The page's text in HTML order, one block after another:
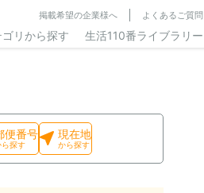
掲載希望の企業様へ よくあるご質問
ゴリから探す 生活110番ライブラリー
便番号
ら探す
現在地
から探す